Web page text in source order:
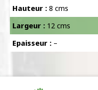
Hauteur : 8 cms
Largeur : 12 cms
Epaisseur : –